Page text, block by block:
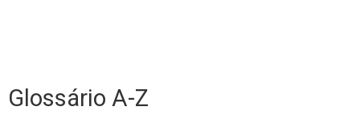
Glossário A-Z